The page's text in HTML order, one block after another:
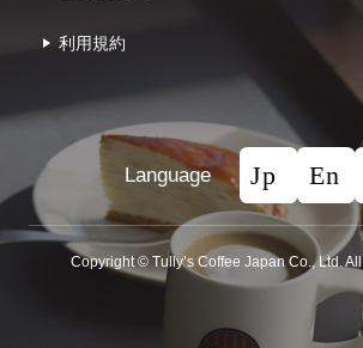
利⽤規約
Language
Copyright © Tullyʼs Coffee Japan Co., Ltd.